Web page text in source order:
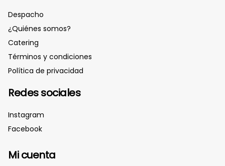
Despacho
¿Quiénes somos?
Catering
Términos y condiciones
Política de privacidad
Redes sociales
Instagram
Facebook
Mi cuenta